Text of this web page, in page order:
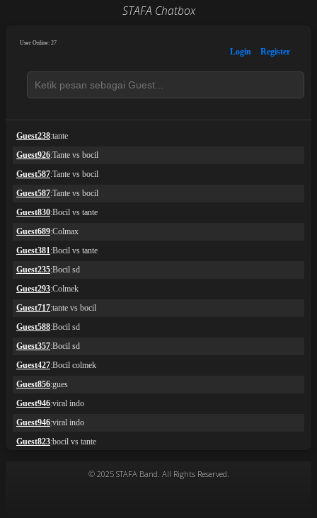
STAFA Chatbox
© 2025 STAFA Band. All Rights Reserved.